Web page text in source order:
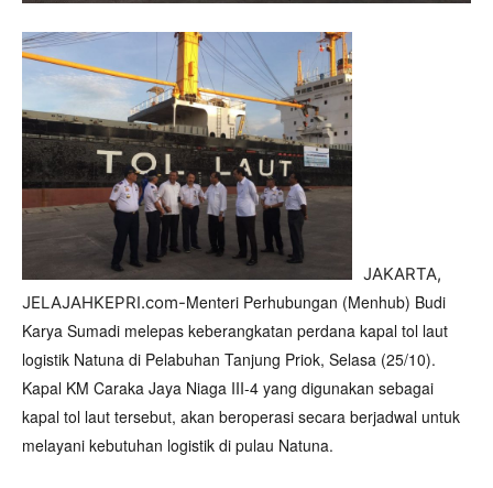
JAKARTA,
JELAJAHKEPRI.com-Menteri Perhubungan (Menhub) Budi
Karya Sumadi melepas keberangkatan perdana kapal tol laut
logistik Natuna di Pelabuhan Tanjung Priok, Selasa (25/10).
Kapal KM Caraka Jaya Niaga III-4 yang digunakan sebagai
kapal tol laut tersebut, akan beroperasi secara berjadwal untuk
melayani kebutuhan logistik di pulau Natuna.